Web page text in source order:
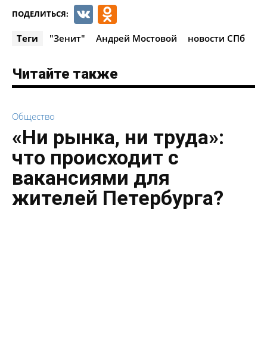
ПОДЕЛИТЬСЯ: VK
Теги "Зенит" Андрей Мостовой новости СПб
Читайте также
Общество
«Ни рынка, ни труда»:
что происходит с
вакансиями для
жителей Петербурга?